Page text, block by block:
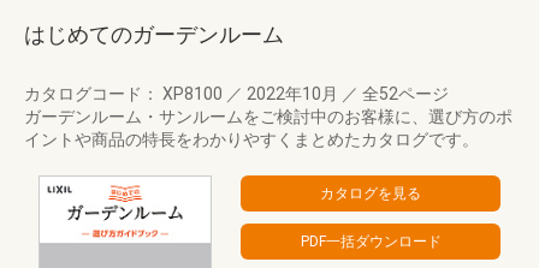
はじめてのガーデンルーム
カタログコード： XP8100 ／ 2022年10月 ／ 全52ページ
ガーデンルーム・サンルームをご検討中のお客様に、選び方のポ
イントや商品の特長をわかりやすくまとめたカタログです。